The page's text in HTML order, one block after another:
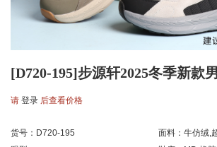
[D720-195]步源轩2025冬季新款
请 登录 后查看价格
货号：D720-195
面料：牛仿绒,